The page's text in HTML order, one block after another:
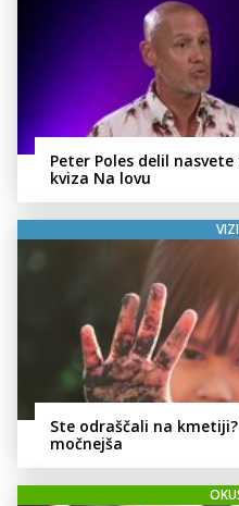
Peter Poles delil
kviza Na lovu
Ste odraščali na
močnejša